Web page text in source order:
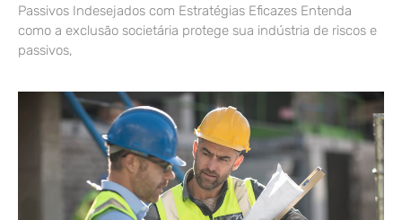
Passivos Indesejados com Estratégias Eficazes Entenda
como a exclusão societária protege sua indústria de riscos e
passivos,